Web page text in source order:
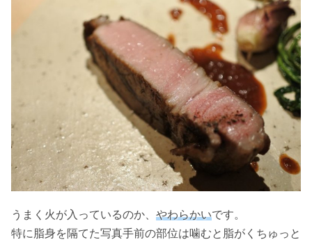
うまく火が入っているのか、 やわらかいです。
特に脂身を隔てた写真手前の部位は噛むと脂がくちゅっと